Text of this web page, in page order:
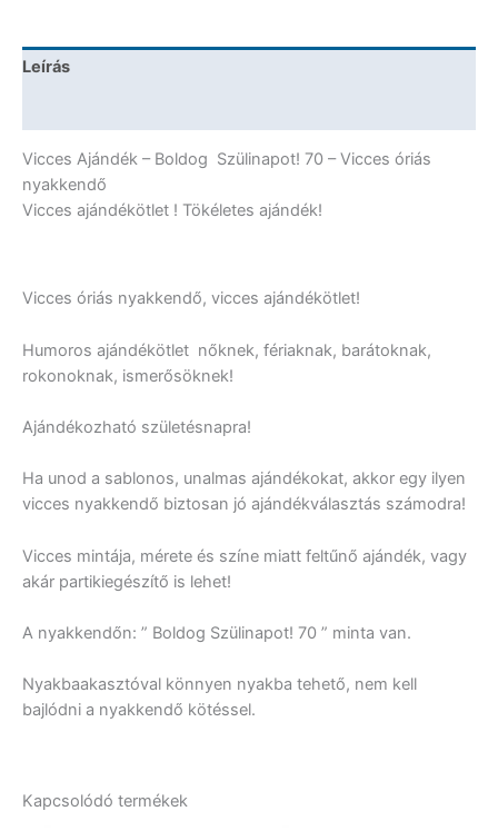
Vicces
Leírás
Vicces Ajándék – Boldog Szülinapot! 70 – Vicces óriás
nyakkendő
Vicces ajándékötlet ! Tökéletes ajándék!
Vicces óriás nyakkendő, vicces ajándékötlet!
Humoros ajándékötlet nőknek, fériaknak, barátoknak,
rokonoknak, ismerősöknek!
Ajándékozható születésnapra!
Ha unod a sablonos, unalmas ajándékokat, akkor egy ilyen
vicces nyakkendő biztosan jó ajándékválasztás számodra!
Vicces mintája, mérete és színe miatt feltűnő ajándék, vagy
akár partikiegészítő is lehet!
A nyakkendőn: ” Boldog Szülinapot! 70 ” minta van.
Nyakbaakasztóval könnyen nyakba tehető, nem kell
bajlódni a nyakkendő kötéssel.
Kapcsolódó termékek